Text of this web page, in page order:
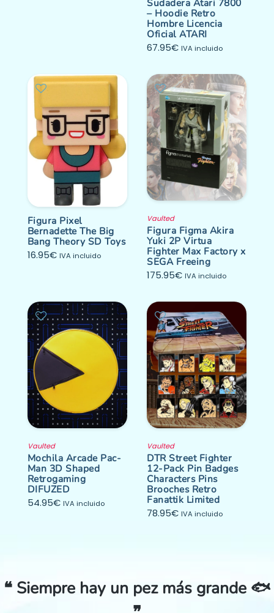
Sudadera Atari 7800
– Hoodie Retro
Hombre Licencia
Oficial ATARI
67.95€ IVA incluido
Figura Pixel
Bernadette The Big
Bang Theory SD Toys
16.95€ IVA incluido
Vaulted
Figura Figma Akira
Yuki 2P Virtua
Fighter Max Factory x
SEGA Freeing
175.95€ IVA incluido
Vaulted
Mochila Arcade Pac-
Man 3D Shaped
Retrogaming
DIFUZED
54.95€ IVA incluido
Vaulted
DTR Street Fighter
12-Pack Pin Badges
Characters Pins
Brooches Retro
Fanattik Limited
78.95€ IVA incluido
❝ Siempre hay un pez más grande 🐟